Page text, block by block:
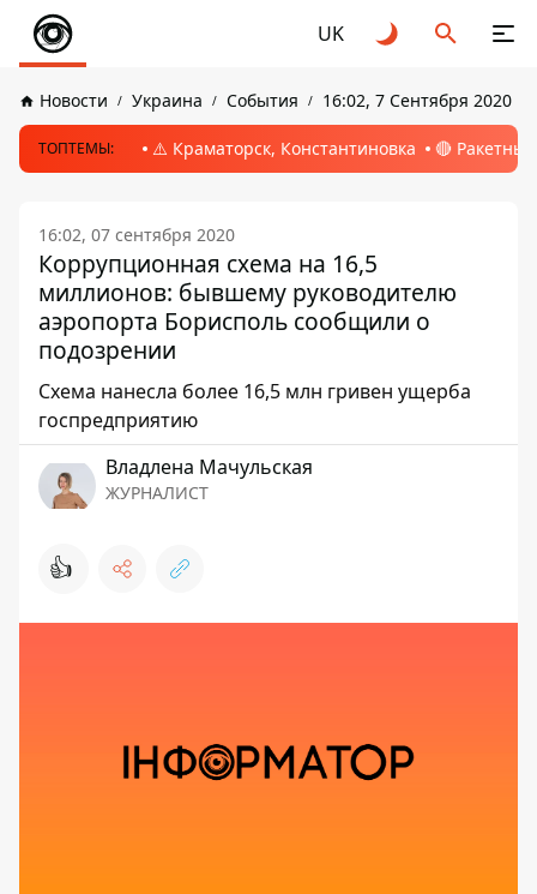
UK
Новости Украина События 16:02, 7 Сентября 2020
ТОПТЕМЫ: ⚠️ Краматорск, Константиновка 🔴
16:02, 07 сентября 2020
Коррупционная схема на 16,5
миллионов: бывшему руководителю
аэропорта Борисполь сообщили о
подозрении
Схема нанесла более 16,5 млн гривен ущерба
госпредприятию
Владлена Мачульская
ЖУРНАЛИСТ
👍